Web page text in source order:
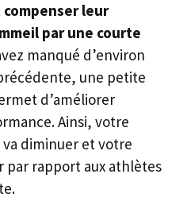
leur
par une courte
manqué d’environ
une petite
d’améliorer
Ainsi, votre
va diminuer et votre
par rapport aux athlètes